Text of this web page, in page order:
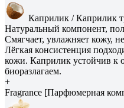
Каприлик / Каприлик
Натуральный компонент,
Смягчает, увлажняет кожу,
Лёгкая консистенция
кожи. Каприлик устойчив к
биоразлагаем.
+
Fragrance [Парфюмерная